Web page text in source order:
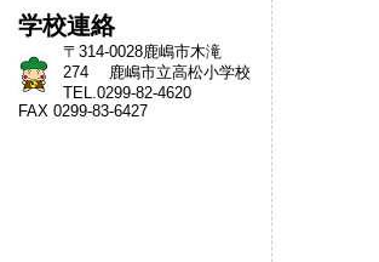
学校連絡
〒314-0028鹿嶋市木滝
274 鹿嶋市立高松小学校
TEL.0299-82-4620
FAX 0299-83-6427